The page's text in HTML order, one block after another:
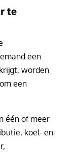
te
een
worden
een
één of meer
koel- en